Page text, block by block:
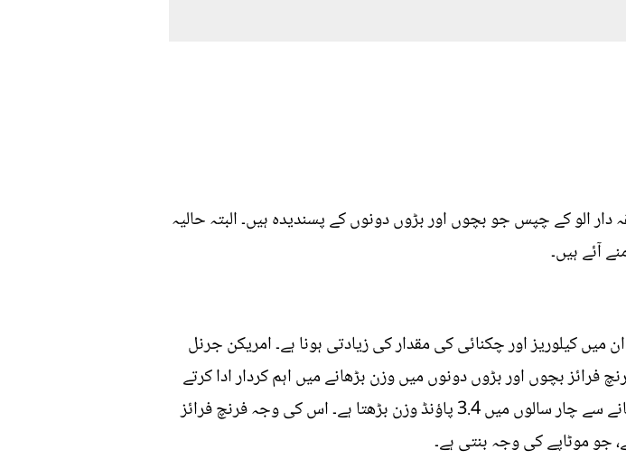
دار الو کے چپس جو بچوں اور بڑوں دونوں کے پسندیدہ ہیں۔ البتہ حالیہ
آئے ہیں۔
کیلوریز اور چکنائی کی مقدار کی زیادتی ہونا ہے۔ امریکن جرنل
بچوں اور بڑوں دونوں میں وزن بڑھانے میں اہم کردار ادا کرتے
ہیں۔ تحقیق سے پتا چلا ہے کہ روزانہ صرف ایک پیالہ فرنچ فرائز کھانے سے چار سالوں میں 3.4 پاؤنڈ وزن بڑھتا ہے۔ اس کی وجہ فرنچ فرائز
جو موٹاپے کی وجہ بنتی ہے۔